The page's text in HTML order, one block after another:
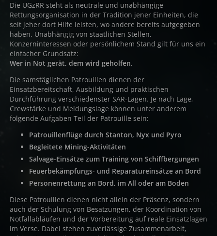
Die UGzRR steht als neutrale und unabhängige
Rettungsorganisation in der Tradition jener Einheiten, die
seit jeher dort Hilfe leisten, wo andere bereits aufgegeben
haben. Unabhängig von staatlichen Stellen,
Konzerninteressen oder persönlichem Stand gilt für uns ein
einfacher Grundsatz:
Wer in Not gerät, dem wird geholfen.
Die samstäglichen Patrouillen dienen der
Einsatzbereitschaft, Ausbildung und praktischen
Durchführung verschiedenster SAR-Lagen. Je nach Lage,
Crewstärke und Meldungslage können unter anderem
folgende Aufgaben Teil der Patrouille sein:
Patrouillenflüge durch Stanton, Nyx und Pyro
Begleitete Mining-Aktivitäten
Salvage-Einsätze zum Training von Schiffbergungen
Feuerbekämpfungs- und Reparatureinsätze an Bord
Personenrettung an Bord, im All oder am Boden
Diese Patrouillen dienen nicht allein der Präsenz, sondern
auch der Schulung von Besatzungen, der Koordination von
Notfallabläufen und der Vorbereitung auf reale Einsatzlagen
im Verse. Dabei stehen zuverlässige Zusammenarbeit,